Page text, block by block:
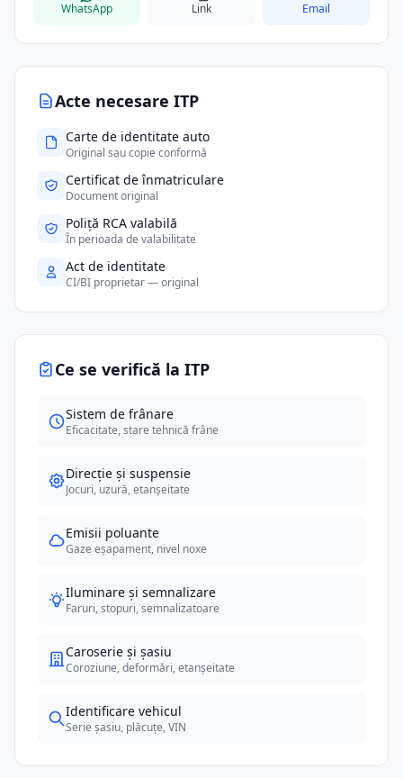
Acte necesare ITP
Carte de identitate auto
Original sau copie conformă
Certificat de înmatriculare
Document original
Poliță RCA valabilă
În perioada de valabilitate
Act de identitate
CI/BI proprietar — original
Ce se verifică la ITP
Sistem de frânare
Eficacitate, stare tehnică frâne
Direcție și suspensie
Jocuri, uzură, etanșeitate
Emisii poluante
Gaze eșapament, nivel noxe
Iluminare și semnalizare
Faruri, stopuri, semnalizatoare
Caroserie și șasiu
Coroziune, deformări, etanșeitate
Identificare vehicul
Serie șasiu, plăcuțe, VIN
WhatsApp Link Email